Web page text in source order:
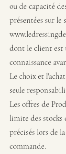
ou de capacité
présentées sur le
dont le client est
connaissance
Le choix et
seule
Les offres de
limite des stocks
précisés lors de
commande.